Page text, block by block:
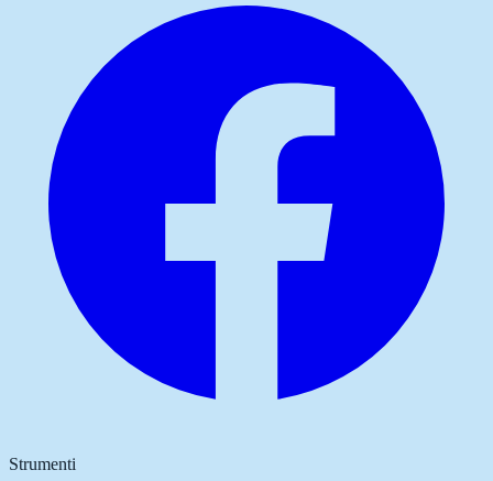
Strumenti